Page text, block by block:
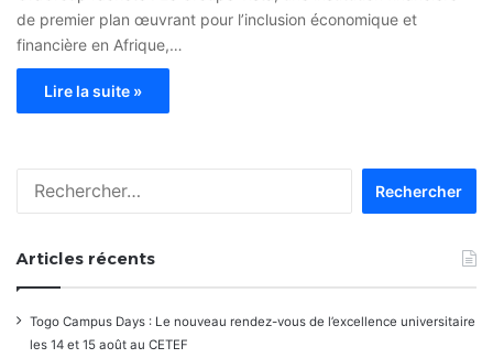
de premier plan œuvrant pour l’inclusion économique et
financière en Afrique,…
Lire la suite »
Articles récents
Togo Campus Days : Le nouveau rendez-vous de l’excellence universitaire
les 14 et 15 août au CETEF